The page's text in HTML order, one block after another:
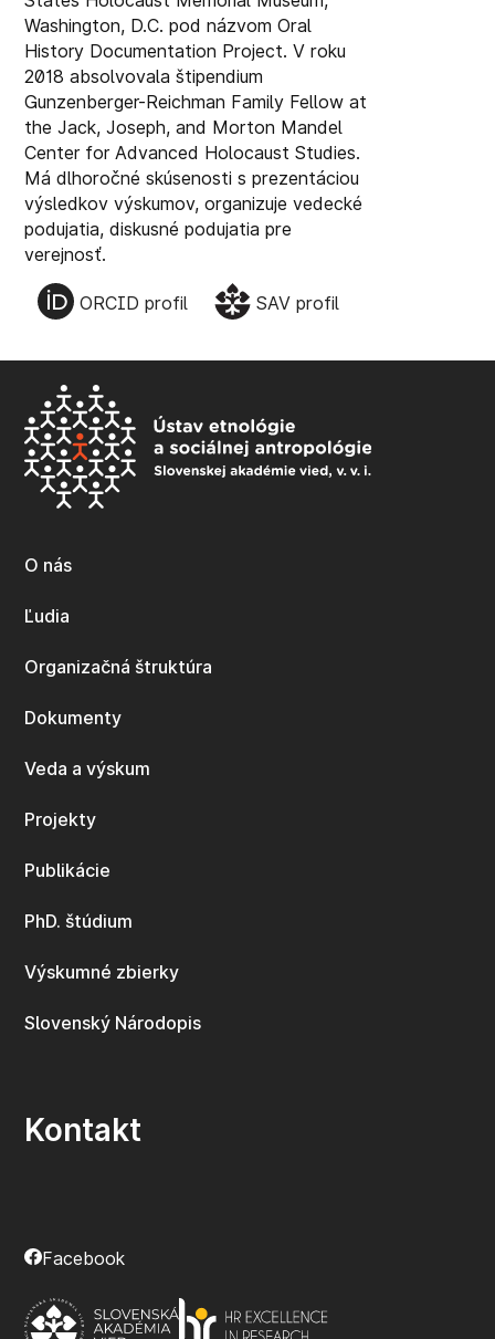
Washington, D.C. pod názvom Oral
History Documentation Project. V roku
2018 absolvovala štipendium
Gunzenberger-Reichman Family Fellow at
the Jack, Joseph, and Morton Mandel
Center for Advanced Holocaust Studies.
Má dlhoročné skúsenosti s prezentáciou
výsledkov výskumov, organizuje vedecké
podujatia, diskusné podujatia pre
verejnosť.
ORCID profil SAV profil
O nás
Ľudia
Organizačná štruktúra
Dokumenty
Veda a výskum
Projekty
Publikácie
PhD. štúdium
Výskumné zbierky
Slovenský Národopis
Kontakt
Facebook